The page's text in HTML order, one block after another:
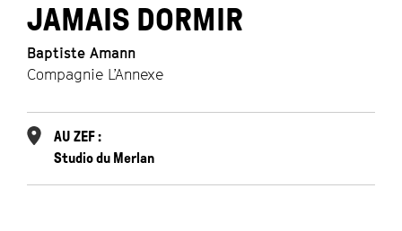
JAMAIS DORMIR
Baptiste Amann
Compagnie L’Annexe
AU ZEF :
Studio du Merlan